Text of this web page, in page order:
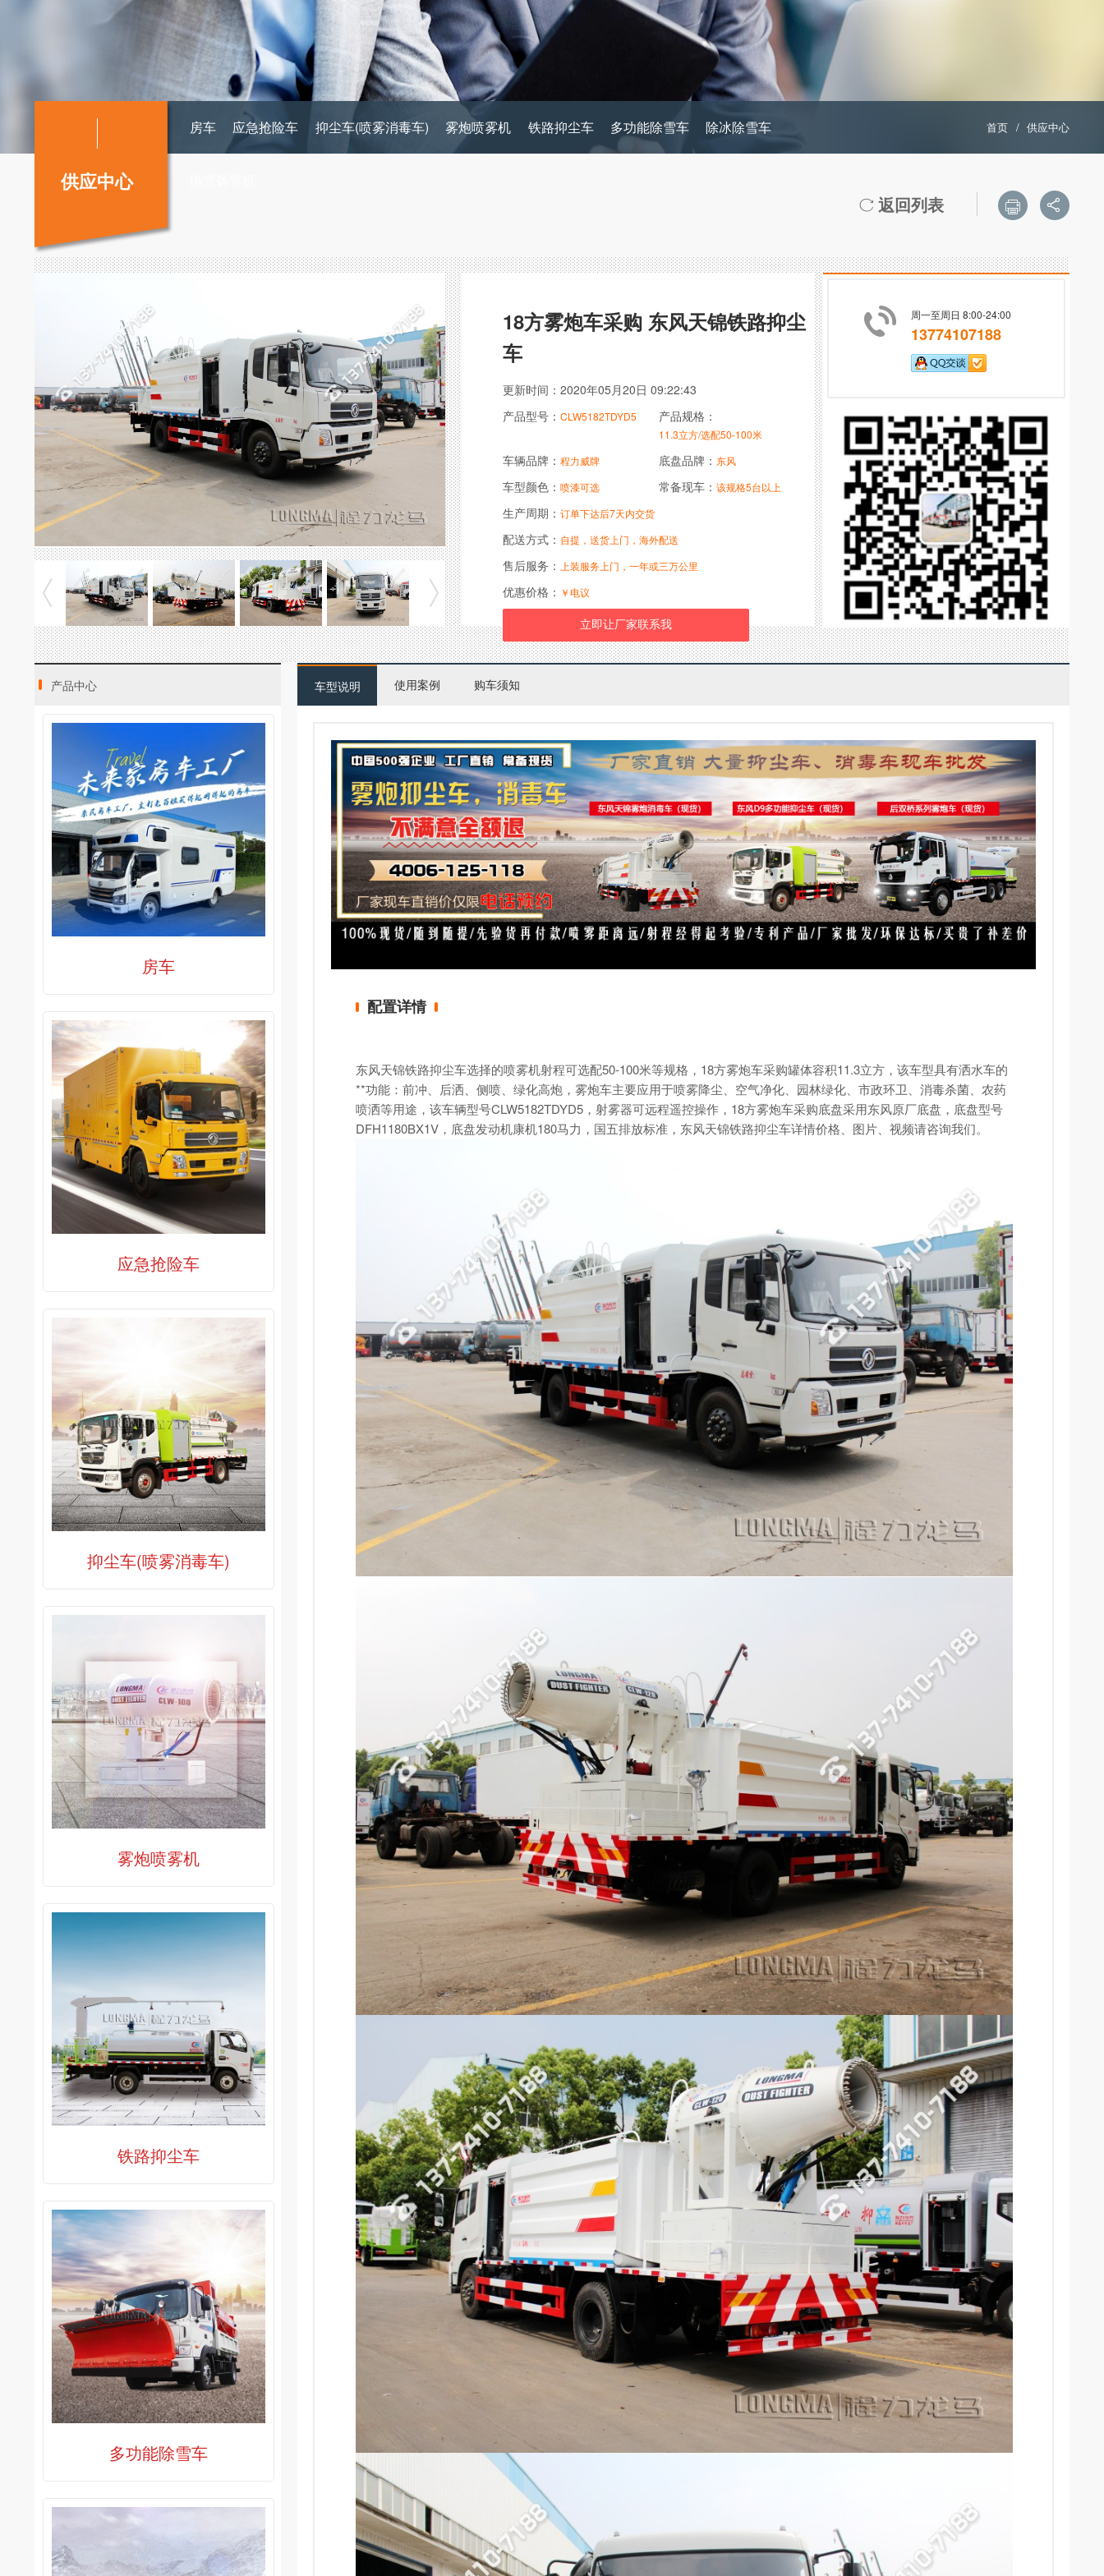
供应中心
房车 应急抢险车 抑尘车(喷雾消毒车) 雾炮喷雾机 铁路抑尘车 多功能除雪车 除冰除雪车 首页 / 供应中心
 返回列表  
18方雾炮车采购 东风天锦铁路抑尘
车
更新时间：2020年05月20日 09:22:43
产品型号： CLW5182TDYD5 产品规格：
11.3立方/选配50-100米
车辆品牌： 程力威牌 底盘品牌： 东风
车型颜色： 喷漆可选 常备现车： 该规格5台以上
生产周期： 订单下达后7天内交货
配送方式： 自提，送货上门，海外配送
售后服务： 上装服务上门，一年或三万公里
优惠价格： ￥电议
周一至周日 8:00-24:00
13774107188
产品中心
房车
应急抢险车
抑尘车(喷雾消毒车)
雾炮喷雾机
铁路抑尘车
多功能除雪车
车型说明 使用案例 购车须知
配置详情
东风天锦铁路抑尘车选择的喷雾机射程可选配50-100米等规格，18方雾炮车采购罐体容积11.3立方，该车型具有洒水车的
**功能：前冲、后洒、侧喷、绿化高炮，雾炮车主要应用于喷雾降尘、空气净化、园林绿化、市政环卫、消毒杀菌、农药
喷洒等用途，该车辆型号CLW5182TDYD5，射雾器可远程遥控操作，18方雾炮车采购底盘采用东风原厂底盘，底盘型号
DFH1180BX1V，底盘发动机康机180马力，国五排放标准，东风天锦铁路抑尘车详情价格、图片、视频请咨询我们。